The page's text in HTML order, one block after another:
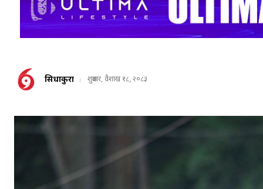
सिधाकुरा शुक्रबार, वैशाख १८, २०८३